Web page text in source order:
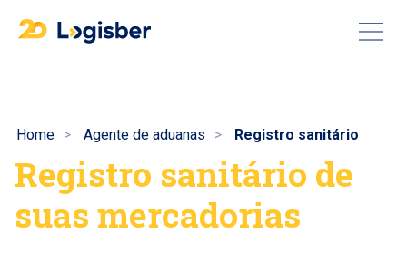
Home Agente de aduanas Registro sanitário
Registro sanitário de
suas mercadorias